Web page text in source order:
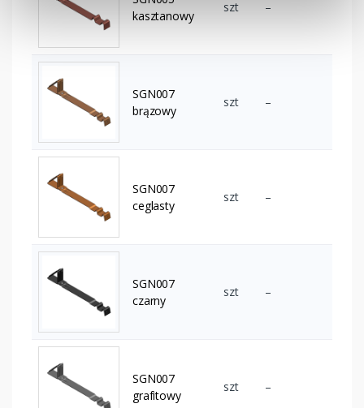
kasztanowy
szt –
SGN007
brązowy
szt –
SGN007
ceglasty
szt –
SGN007
czarny
szt –
SGN007
grafitowy
szt –